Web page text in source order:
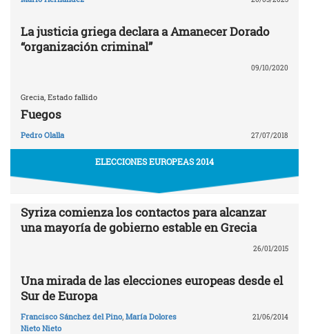
La justicia griega declara a Amanecer Dorado
“organización criminal”
09/10/2020
Grecia, Estado fallido
Fuegos
Pedro Olalla 27/07/2018
ELECCIONES EUROPEAS 2014
Syriza comienza los contactos para alcanzar
una mayoría de gobierno estable en Grecia
26/01/2015
Una mirada de las elecciones europeas desde el
Sur de Europa
Francisco Sánchez del Pino, María Dolores
Nieto Nieto
21/06/2014